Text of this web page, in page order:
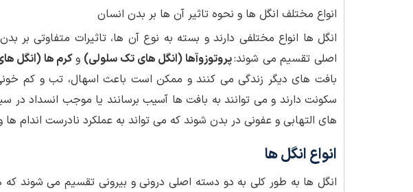
انواع مختلف انگل ها و نحوه تاثیر آن ها بر بدن انسان
انگل ها انواع مختلفی دارند و بسته به نوع آن ها، تاثیرات متفاوتی بر
اصلی تقسیم می شوند:پروتوزوآها (انگل های تک سلولی) وکرم ها (انگل
بافت های دیگر زندگی می کنند و ممکن است باعث اسهال، تب و کم
سکونت دارند و می توانند به بافت ها آسیب برسانند یا موجب انسداد در
های التهابی و عفونی در بدن شوند که می تواند به عملکرد نادرست
انواع انگل ها
انگل ها به طور کلی به دو دسته اصلی درونی و بیرونی تقسیم می شوند که